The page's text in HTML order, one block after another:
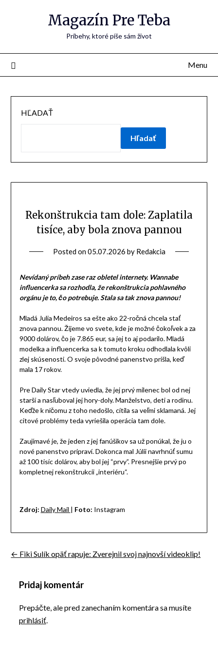
Magazín Pre Teba
Príbehy, ktoré píše sám život
Menu
HĽADAŤ
Hľadať
Rekonštrukcia tam dole: Zaplatila
tisíce, aby bola znova pannou
Posted on05.07.2026 by Redakcia
Nevídaný príbeh zase raz obletel internety. Wannabe
influencerka sa rozhodla, že rekonštrukcia pohlavného
orgánu je to, čo potrebuje. Stala sa tak znova pannou!
Mladá Julia Medeiros sa ešte ako 22-ročná chcela stať
znova pannou. Žijeme vo svete, kde je možné čokoľvek a za
9000 dolárov, čo je 7.865 eur, sa jej to aj podarilo. Mladá
modelka a influencerka sa k tomuto kroku odhodlala kvôli
zlej skúsenosti. O svoje pôvodné panenstvo prišla, keď
mala 17 rokov.
Pre Daily Star vtedy uviedla, že jej prvý milenec bol od nej
starší a nasľuboval jej hory-doly. Manželstvo, deti a rodinu.
Keďže k ničomu z toho nedošlo, cítila sa veľmi sklamaná. Jej
citové problémy teda vyriešila operácia tam dole.
Zaujímavé je, že jeden z jej fanúšikov sa už ponúkal, že ju o
nové panenstvo pripraví. Dokonca mal Júlii navrhnúť sumu
až 100 tisíc dolárov, aby bol jej “prvy”. Presnejšie prvý po
kompletnej rekonštrukcii „interiéru“.
Zdroj: Daily Mail | Foto: Instagram
Navigácia
← Fiki Sulík opäť rapuje: Zverejnil svoj najnovší videoklip!
Pridaj komentár
Prepáčte, ale pred zanechaním komentára sa musíte
prihlásiť.